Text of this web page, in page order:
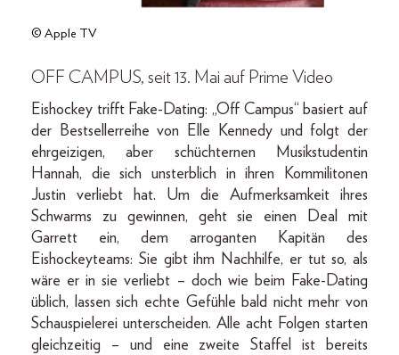
© Apple TV
OFF CAMPUS, seit 13. Mai auf Prime Video
Eishockey trifft Fake-Dating: „Off Campus“ basiert auf
der Bestsellerreihe von Elle Kennedy und folgt der
ehrgeizigen, aber schüchternen Musikstudentin
Hannah, die sich unsterblich in ihren Kommilitonen
Justin verliebt hat. Um die Aufmerksamkeit ihres
Schwarms zu gewinnen, geht sie einen Deal mit
Garrett ein, dem arroganten Kapitän des
Eishockeyteams: Sie gibt ihm Nachhilfe, er tut so, als
wäre er in sie verliebt – doch wie beim Fake-Dating
üblich, lassen sich echte Gefühle bald nicht mehr von
Schauspielerei unterscheiden. Alle acht Folgen starten
gleichzeitig – und eine zweite Staffel ist bereits